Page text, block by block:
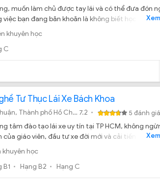
muốn làm chủ được tay lái và có thể đưa đón
bạn đang băn khoăn là không biết học tại
khuyên học
C
Tư Thục Lái Xe Bách Khoa
14 Thích Quảng Đức, Phường 5, Phú Nhuận, Thành phố Hồ Chí Minh 15:06 7.2
5 đánh giá
tâm đào tạo lái xe uy tín tại TP HCM, không
giáo viên, đầu tư xe đời mới và cải tiến quy
khuyên học
B1 Hạng B2 Hạng C